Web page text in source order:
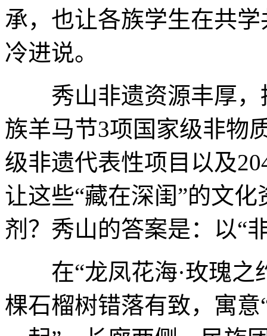
承，也让各族学生在共
冷进说。
秀山非遗资源丰厚，
族羊马节3项国家级非物
级非遗代表性项目以及
让这些“藏在深闺”的文
剂？秀山的答案是：以“
在“龙凤花海·玫瑰之
棵石榴树错落有致，寓